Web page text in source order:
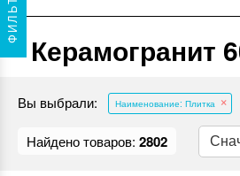
Керамогранит
Вы выбрали: Наименование: Плитка
Найдено товаров: 2802